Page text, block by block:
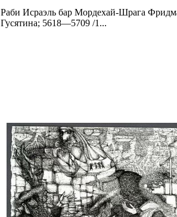
Раби Исраэль бар Мордехай-Шрага
Гусятина; 5618—5709 /1...